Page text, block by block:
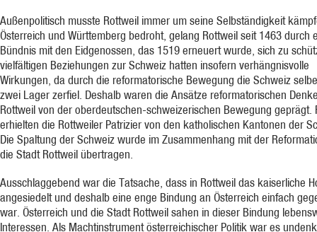
Außenpolitisch musste Rottweil immer um seine Selbständigkeit
Österreich und Württemberg bedroht, gelang Rottweil seit 1463 durch
Bündnis mit den Eidgenossen, das 1519 erneuert wurde, sich zu
vielfältigen Beziehungen zur Schweiz hatten insofern verhängnisvolle
Wirkungen, da durch die reformatorische Bewegung die Schweiz
zwei Lager zerfiel. Deshalb waren die Ansätze reformatorischen
Rottweil von der oberdeutschen-schweizerischen Bewegung geprägt.
erhielten die Rottweiler Patrizier von den katholischen Kantonen der
Die Spaltung der Schweiz wurde im Zusammenhang mit der
die Stadt Rottweil übertragen.
Ausschlaggebend war die Tatsache, dass in Rottweil das kaiserliche
angesiedelt und deshalb eine enge Bindung an Österreich einfach
war. Österreich und die Stadt Rottweil sahen in dieser Bindung
Interessen. Als Machtinstrument österreichischer Politik war es